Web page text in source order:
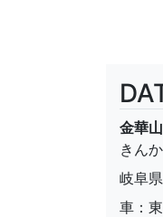
金華山
きん
岐阜
車：